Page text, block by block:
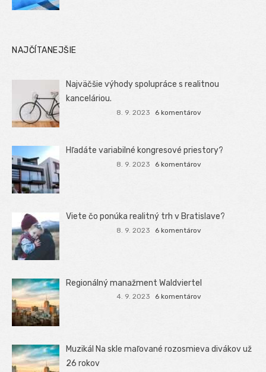
NAJČÍTANEJŠIE
Najväčšie výhody spolupráce s realitnou
kanceláriou.
8. 9. 2023 6 komentárov
Hľadáte variabilné kongresové priestory?
8. 9. 2023 6 komentárov
Viete čo ponúka realitný trh v Bratislave?
8. 9. 2023 6 komentárov
Regionálný manažment Waldviertel
4. 9. 2023 6 komentárov
Muzikál Na skle maľované rozosmieva divákov už
26 rokov